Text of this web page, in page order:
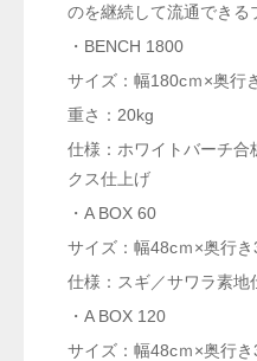
のを継続して流通できる
・BENCH 1800
サイズ：幅180cｍ×奥行
重さ：20kg
仕様：ホワイトバーチ合
クス仕上げ
・A BOX 60
サイズ：幅48cｍ×奥行
仕様：スギ／サワラ素地
・A BOX 120
サイズ：幅48cｍ×奥行